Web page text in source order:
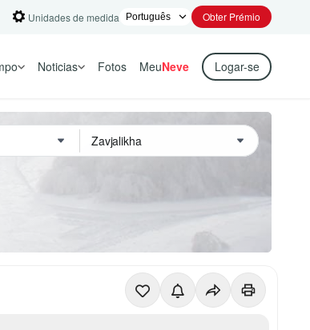
Unidades de medida Obter Prémio
Noticias Fotos MeuNeve Logar-se